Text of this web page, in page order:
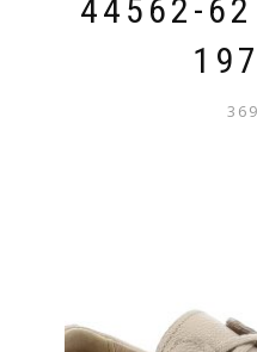
44562-62